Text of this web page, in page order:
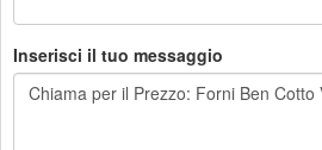
Inserisci il tuo messaggio